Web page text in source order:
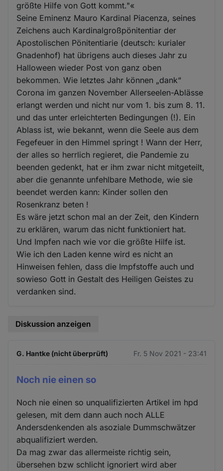
größte Hilfe von Gott kommt."«
Seine Eminenz Mauro Kardinal Piacenza, seines
Zeichens auch Kardinalgroßpönitentiar der
Apostolischen Pönitentiarie (deutsch: kurialer
Gnadenhof) hat übrigens auch dieses Jahr zu
Halloween wieder Post von ganz oben
bekommen. Wie letztes Jahr können „dank“
Corona im ganzen November Allerseelen-Ablässe
erlangt werden und nicht nur vom 1. bis zum 8. 11.
und das unter erleichterten Bedingungen (!). Ein
Ablass ist, wie bekannt, wenn die Seele aus dem
Fegefeuer in den Himmel springt ! Wann der Herr,
der alles so herrlich regieret, die Pandemie zu
beenden gedenkt, hat er ihm zwar nicht mitgeteilt,
aber die genannte unfehlbare Methode, wie sie
beendet werden kann: Kinder sollen den
Rosenkranz beten !
Es wäre jetzt schon mal an der Zeit, den Kindern
zu erklären, warum das nicht funktioniert hat.
Und Impfen nach wie vor die größte Hilfe ist.
Wie ich den Laden kenne wird es nicht an
Hinweisen fehlen, dass die Impfstoffe auch und
sowieso Gott in Gestalt des Heiligen Geistes zu
verdanken sind.
Diskussion anzeigen
G. Hantke (nicht überprüft) Fr. 5 Nov 2021 - 23:41
Noch nie einen so
Noch nie einen so unqualifizierten Artikel im hpd
gelesen, mit dem dann auch noch ALLE
Andersdenkenden als asoziale Dummschwätzer
abqualifiziert werden.
Da mag zwar das allermeiste richtig sein,
übersehen bzw schlicht ignoriert wird aber